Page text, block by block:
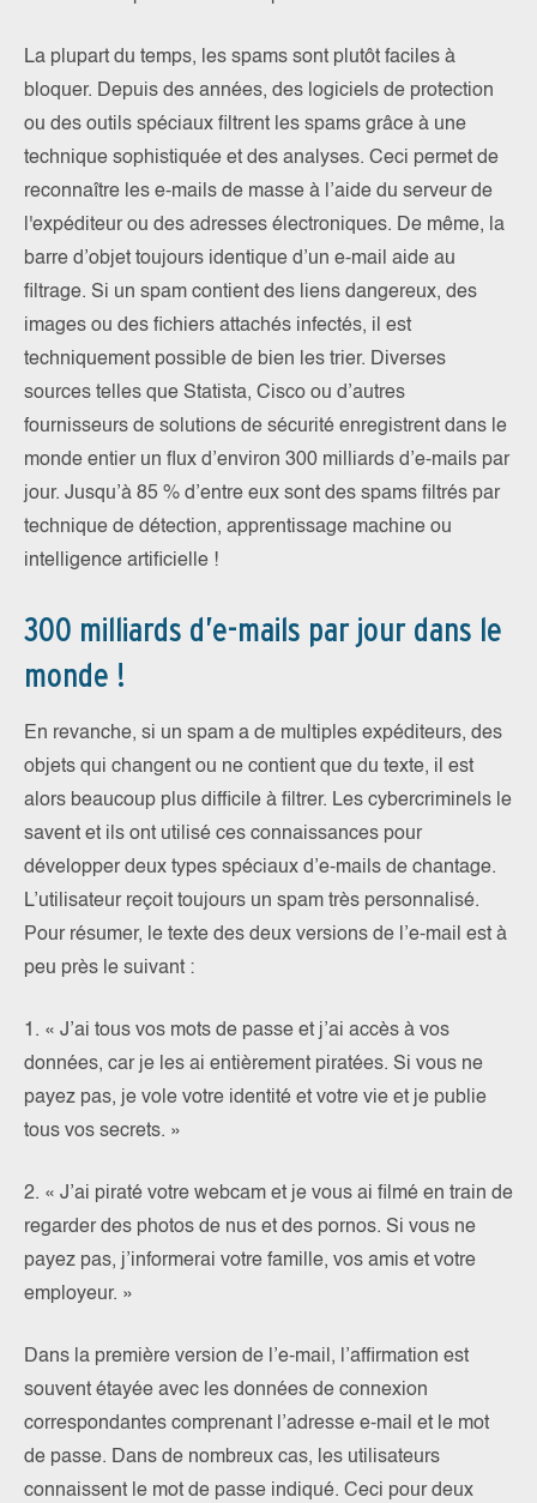
La plupart du temps, les spams sont plutôt faciles à
bloquer. Depuis des années, des logiciels de protection
ou des outils spéciaux filtrent les spams grâce à une
technique sophistiquée et des analyses. Ceci permet de
reconnaître les e-mails de masse à l’aide du serveur de
l'expéditeur ou des adresses électroniques. De même, la
barre d’objet toujours identique d’un e-mail aide au
filtrage. Si un spam contient des liens dangereux, des
images ou des fichiers attachés infectés, il est
techniquement possible de bien les trier. Diverses
sources telles que Statista, Cisco ou d’autres
fournisseurs de solutions de sécurité enregistrent dans le
monde entier un flux d’environ 300 milliards d’e-mails par
jour. Jusqu’à 85 % d’entre eux sont des spams filtrés par
technique de détection, apprentissage machine ou
intelligence artificielle !
300 milliards d’e-mails par jour dans le
monde !
En revanche, si un spam a de multiples expéditeurs, des
objets qui changent ou ne contient que du texte, il est
alors beaucoup plus difficile à filtrer. Les cybercriminels le
savent et ils ont utilisé ces connaissances pour
développer deux types spéciaux d’e-mails de chantage.
L’utilisateur reçoit toujours un spam très personnalisé.
Pour résumer, le texte des deux versions de l’e-mail est à
peu près le suivant :
1. « J’ai tous vos mots de passe et j’ai accès à vos
données, car je les ai entièrement piratées. Si vous ne
payez pas, je vole votre identité et votre vie et je publie
tous vos secrets. »
2. « J’ai piraté votre webcam et je vous ai filmé en train de
regarder des photos de nus et des pornos. Si vous ne
payez pas, j’informerai votre famille, vos amis et votre
employeur. »
Dans la première version de l’e-mail, l’affirmation est
souvent étayée avec les données de connexion
correspondantes comprenant l’adresse e-mail et le mot
de passe. Dans de nombreux cas, les utilisateurs
connaissent le mot de passe indiqué. Ceci pour deux